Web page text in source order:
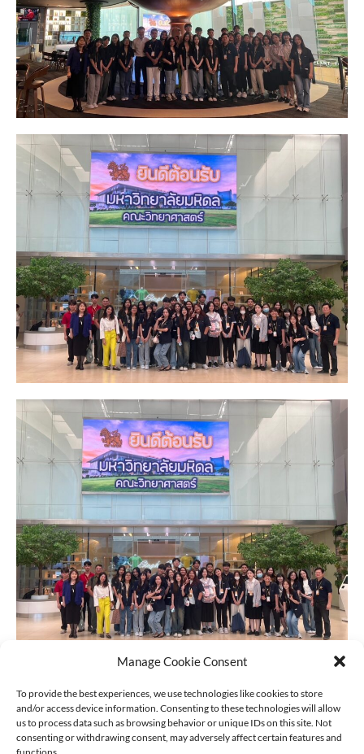
Manage Cookie Consent
To provide the best experiences, we use technologies like cookies to store
and/or access device information. Consenting to these technologies will allow
us to process data such as browsing behavior or unique IDs on this site. Not
consenting or withdrawing consent, may adversely affect certain features and